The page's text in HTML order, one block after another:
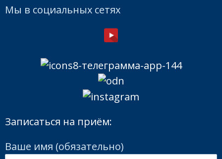
Мы в социальных сетях
Записаться на приём:
Ваше имя (обязательно)